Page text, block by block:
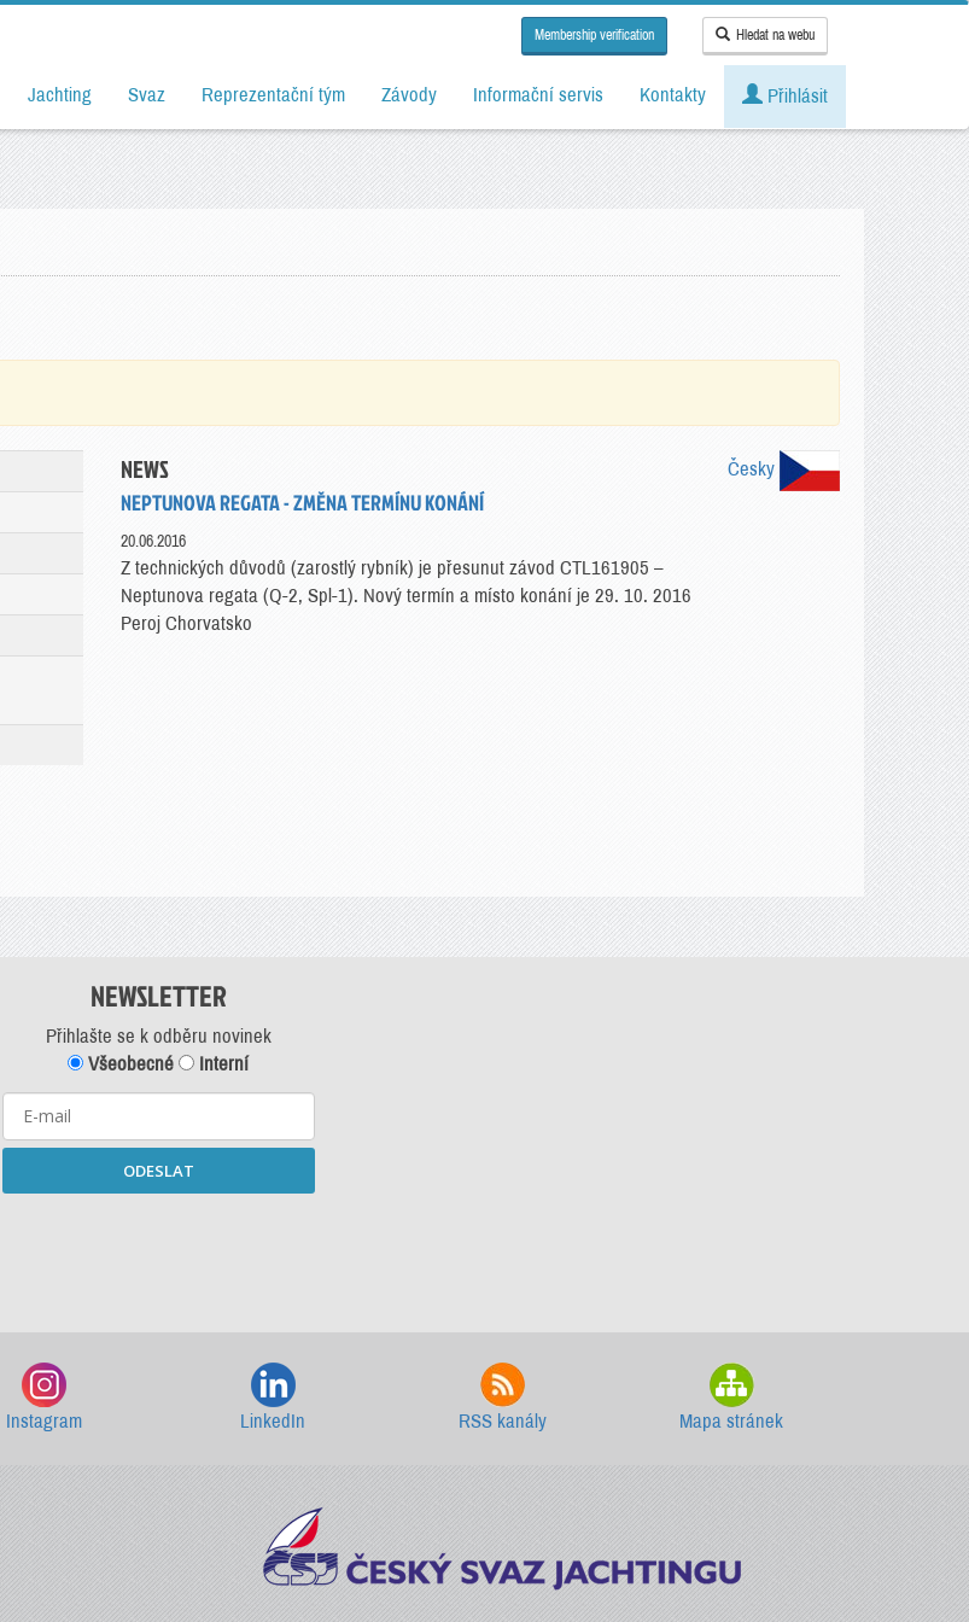
Membership verification Hledat na webu
Jachting Svaz Reprezentační tým Závody Informační servis Kontakty Přihlásit
Česky
NEWS
NEPTUNOVA REGATA - ZMĚNA TERMÍNU KONÁNÍ
20.06.2016
Z technických důvodů (zarostlý rybník) je přesunut závod CTL161905 –
Neptunova regata (Q-2, Spl-1). Nový termín a místo konání je 29. 10. 2016
Peroj Chorvatsko
NEWSLETTER
Přihlašte se k odběru novinek
Všeobecné
Interní
ODESLAT
Instagram LinkedIn RSS kanály Mapa stránek